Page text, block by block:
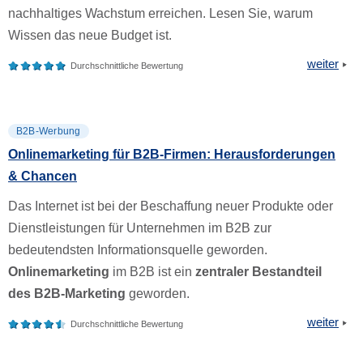
nachhaltiges Wachstum erreichen. Lesen Sie, warum
Wissen das neue Budget ist.
Durchschnittliche Bewertung weiter
B2B-Werbung
Onlinemarketing für B2B-Firmen: Herausforderungen
& Chancen
Das Internet ist bei der Beschaffung neuer Produkte oder
Dienstleistungen für Unternehmen im B2B zur
bedeutendsten Informationsquelle geworden.
Onlinemarketing im B2B ist ein zentraler Bestandteil
des B2B-Marketing geworden.
Durchschnittliche Bewertung weiter